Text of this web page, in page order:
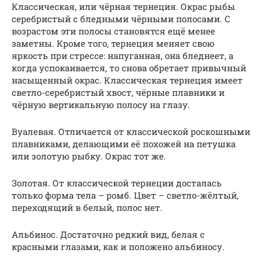
Классическая, или чёрная тернеция. Окрас рыбы
серебристый с бледными чёрными полосами. С
возрастом эти полосы становятся ещё менее
заметны. Кроме того, тернеция меняет свою
яркость при стрессе: напуганная, она бледнеет, а
когда успокаивается, то снова обретает привычный
насыщенный окрас. Классическая тернеция имеет
светло-серебристый хвост, чёрные плавники и
чёрную вертикальную полосу на глазу.
Вуалевая. Отличается от классической роскошными
плавниками, делающими её похожей на петушка
или золотую рыбку. Окрас тот же.
Золотая. От классической тернеции досталась
только форма тела – ромб. Цвет – светло-жёлтый,
переходящий в белый, полос нет.
Альбинос. Достаточно редкий вид, белая с
красными глазами, как и положено альбиносу.